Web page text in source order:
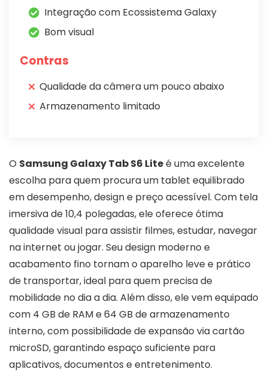
Integração com Ecossistema Galaxy
Bom visual
Contras
Qualidade da câmera um pouco abaixo
Armazenamento limitado
O Samsung Galaxy Tab S6 Liteé uma excelente
escolha para quem procura um tablet equilibrado
em desempenho, design e preço acessível. Com tela
imersiva de 10,4 polegadas, ele oferece ótima
qualidade visual para assistir filmes, estudar, navegar
na internet ou jogar. Seu design moderno e
acabamento fino tornam o aparelho leve e prático
de transportar, ideal para quem precisa de
mobilidade no dia a dia. Além disso, ele vem equipado
com 4 GB de RAM e 64 GB de armazenamento
interno, com possibilidade de expansão via cartão
microSD, garantindo espaço suficiente para
aplicativos, documentos e entretenimento.